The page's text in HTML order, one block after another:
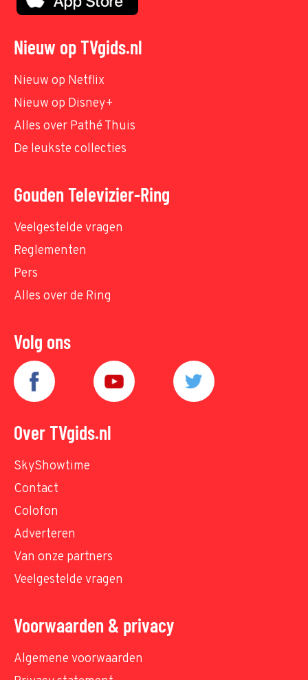
Nieuw op TVgids.nl
Nieuw op Netflix
Nieuw op Disney+
Alles over Pathé Thuis
De leukste collecties
Gouden Televizier-Ring
Veelgestelde vragen
Reglementen
Pers
Alles over de Ring
Volg ons
Over TVgids.nl
SkyShowtime
Contact
Colofon
Adverteren
Van onze partners
Veelgestelde vragen
Voorwaarden & privacy
Algemene voorwaarden